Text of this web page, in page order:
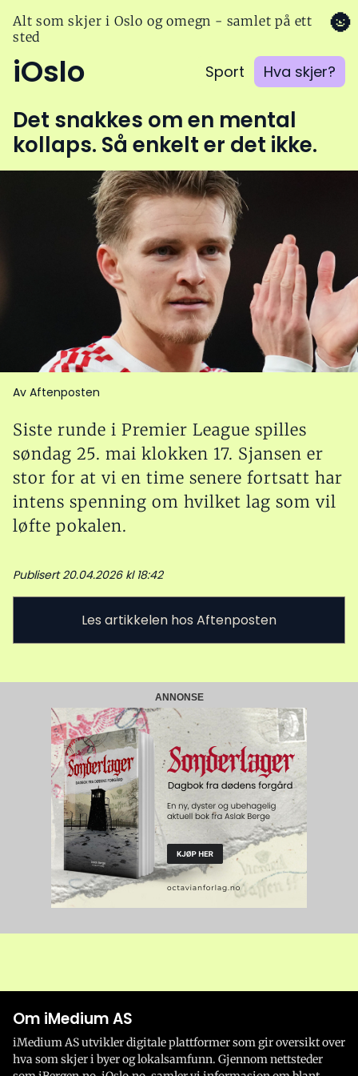
Alt som skjer i Oslo og omegn - samlet på ett
sted
iOslo Sport Hva skjer?
🌚
Det snakkes om en mental
kollaps. Så enkelt er det ikke.
Av Aftenposten
Siste runde i Premier League spilles
søndag 25. mai klokken 17. Sjansen er
stor for at vi en time senere fortsatt har
intens spenning om hvilket lag som vil
løfte pokalen.
Publisert 20.04.2026 kl 18:42
Les artikkelen hos Aftenposten
ANNONSE
Om iMedium AS
iMedium AS utvikler digitale plattformer som gir oversikt over
hva som skjer i byer og lokalsamfunn. Gjennom nettsteder